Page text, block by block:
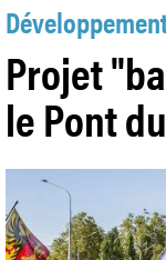
Projet
le Pont